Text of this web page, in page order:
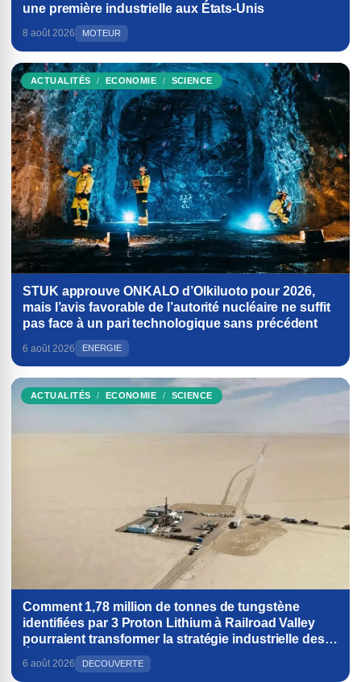
une première industrielle aux États-Unis
8 août 2026 MOTEUR
ACTUALITÉS ECONOMIE SCIENCE
STUK approuve ONKALO d’Olkiluoto pour 2026,
mais l’avis favorable de l’autorité nucléaire ne suffit
pas face à un pari technologique sans précédent
6 août 2026 ENERGIE
ACTUALITÉS ECONOMIE SCIENCE
Comment 1,78 million de tonnes de tungstène
identifiées par 3 Proton Lithium à Railroad Valley
pourraient transformer la stratégie industrielle des
États-Unis
6 août 2026 DECOUVERTE